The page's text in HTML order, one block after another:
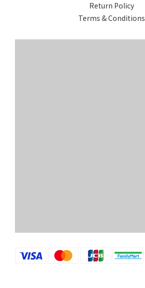
Return Policy
Terms & Conditions